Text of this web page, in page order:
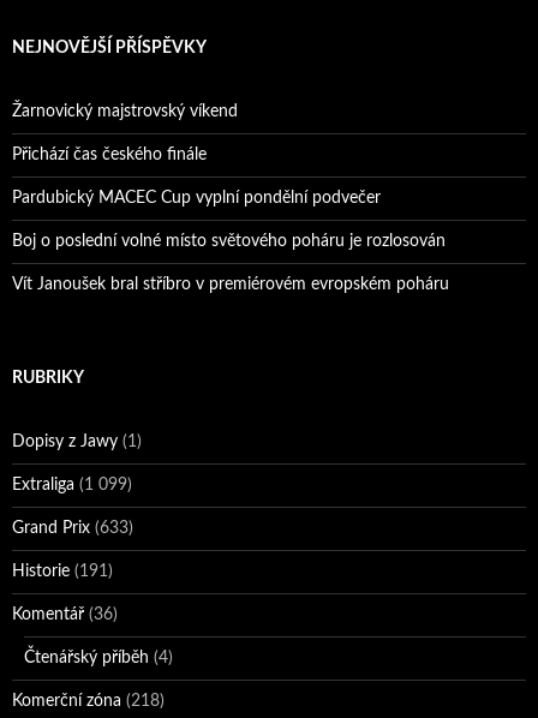
NEJNOVĚJŠÍ PŘÍSPĚVKY
Žarnovický majstrovský víkend
Přichází čas českého finále
Pardubický MACEC Cup vyplní pondělní podvečer
Boj o poslední volné místo světového poháru je rozlosován
Vít Janoušek bral stříbro v premiérovém evropském poháru
RUBRIKY
Dopisy z Jawy (1)
Extraliga (1 099)
Grand Prix (633)
Historie (191)
Komentář (36)
Čtenářský příběh (4)
Komerční zóna (218)